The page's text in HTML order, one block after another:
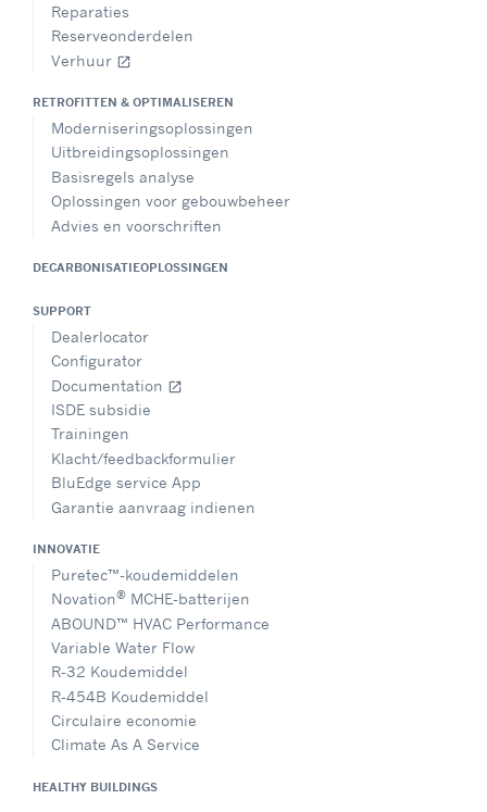
Reparaties
Reserveonderdelen
Verhuur open_in_new
RETROFITTEN & OPTIMALISEREN
Moderniseringsoplossingen
Uitbreidingsoplossingen
Basisregels analyse
Oplossingen voor gebouwbeheer
Advies en voorschriften
DECARBONISATIEOPLOSSINGEN
SUPPORT
Dealerlocator
Configurator
Documentation open_in_new
ISDE subsidie
Trainingen
Klacht/feedbackformulier
BluEdge service App
Garantie aanvraag indienen
INNOVATIE
Puretec™-koudemiddelen
Novation® MCHE-batterijen
ABOUND™ HVAC Performance
Variable Water Flow
R-32 Koudemiddel
R-454B Koudemiddel
Circulaire economie
Climate As A Service
HEALTHY BUILDINGS